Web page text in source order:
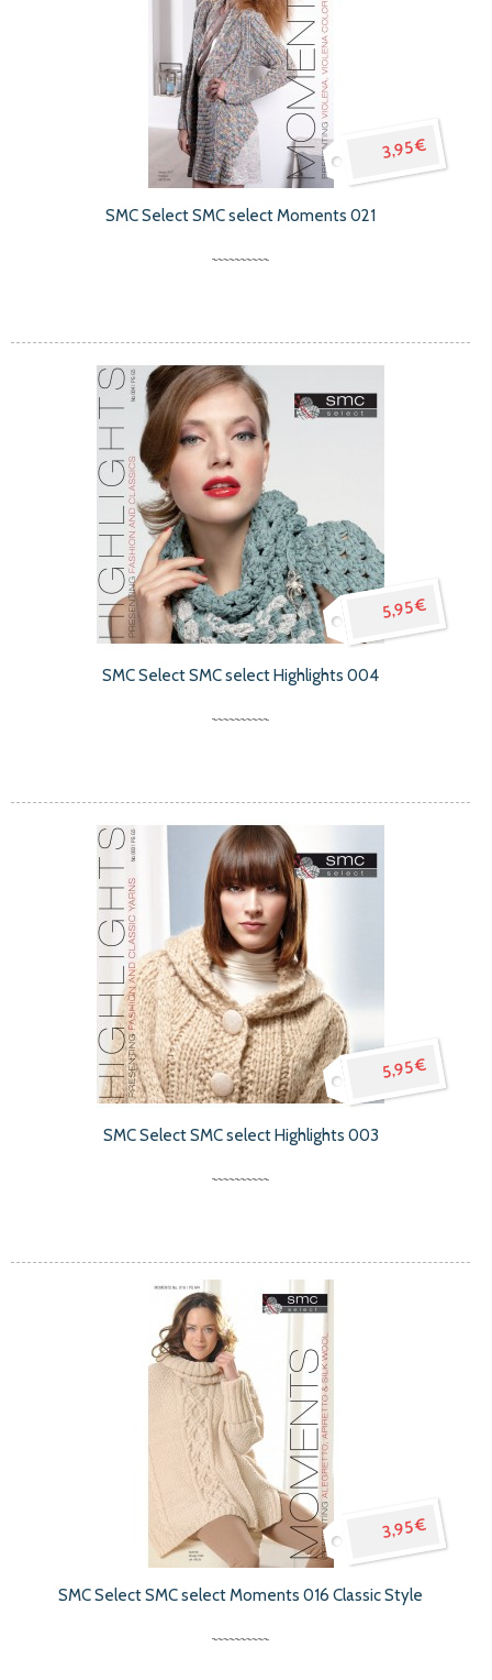
3,95 €
SMC Select SMC select Moments 021
5,95 €
SMC Select SMC select Highlights 004
5,95 €
SMC Select SMC select Highlights 003
3,95 €
SMC Select SMC select Moments 016 Classic Style